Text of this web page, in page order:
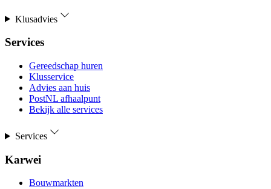
Klusadvies
Services
Gereedschap huren
Klusservice
Advies aan huis
PostNL afhaalpunt
Bekijk alle services
Services
Karwei
Bouwmarkten